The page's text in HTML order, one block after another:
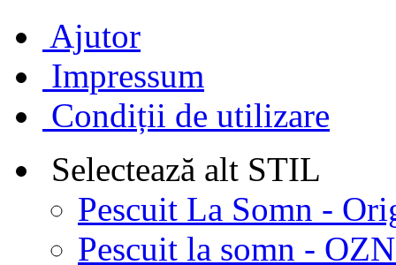
Ajutor
Impressum
Condiții de utilizare
Selectează alt STIL
Pescuit La Somn -
Pescuit la somn -